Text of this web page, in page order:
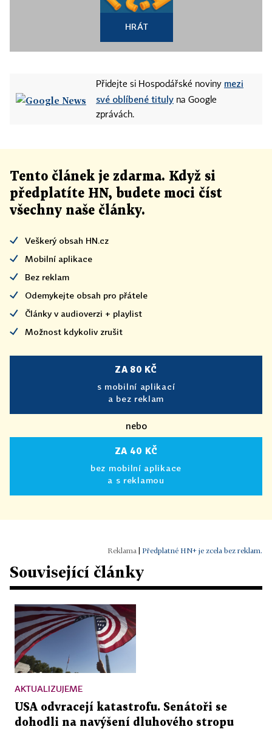
HRÁT
Přidejte si Hospodářské noviny mezi
své oblíbené tituly na Google
zprávách.
Tento článek je zdarma. Když si
předplatíte HN, budete moci číst
všechny naše články.
Veškerý obsah HN.cz
Mobilní aplikace
Bez reklam
Odemykejte obsah pro přátele
Články v audioverzi + playlist
Možnost kdykoliv zrušit
ZA 80 KČ
s mobilní aplikací
a bez reklam
nebo
ZA 40 KČ
bez mobilní aplikace
a s reklamou
Předplatné HN+ je zcela bez reklam.
Související články
AKTUALIZUJEME
USA odvracejí katastrofu. Senátoři se
dohodli na navýšení dluhového stropu